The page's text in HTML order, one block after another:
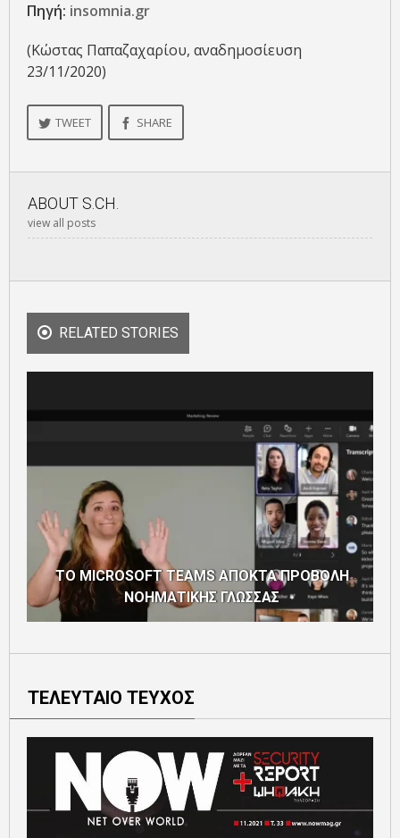
Πηγή: insomnia.gr
(Κώστας Παπαζαχαρίου, αναδημοσίευση
23/11/2020)
TWEET SHARE
ABOUT S.CH.
view all posts
RELATED STORIES
ΤΟ MICROSOFT TEAMS ΑΠΟΚΤΑ ΠΡΟΒΟΛΗ
ΝΟΗΜΑΤΙΚΗΣ ΓΛΩΣΣΑΣ
ΤΕΛΕΥΤΑΙΟ ΤΕΥΧΟΣ